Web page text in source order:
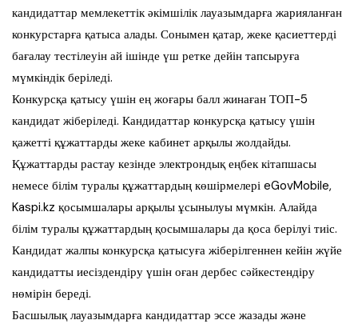
кандидаттар мемлекеттік әкімшілік лауазымдарға жарияланған
конкурстарға қатыса алады. Сонымен қатар, жеке қасиеттерді
бағалау тестілеуін ай ішінде үш ретке дейін тапсыруға
мүмкіндік беріледі.
Конкурсқа қатысу үшін ең жоғары балл жинаған ТОП-5
кандидат жіберіледі. Кандидаттар конкурсқа қатысу үшін
қажетті құжаттарды жеке кабинет арқылы жолдайды.
Құжаттарды растау кезінде электрондық еңбек кітапшасы
немесе білім туралы құжаттардың көшірмелері eGovMobile,
Kaspi.kz қосымшалары арқылы ұсынылуы мүмкін. Алайда
білім туралы құжаттардың қосымшалары да қоса берілуі тиіс.
Кандидат жалпы конкурсқа қатысуға жіберілгеннен кейін жүйе
кандидатты иесіздендіру үшін оған дербес сәйкестендіру
нөмірін береді.
Басшылық лауазымдарға кандидаттар эссе жазады және